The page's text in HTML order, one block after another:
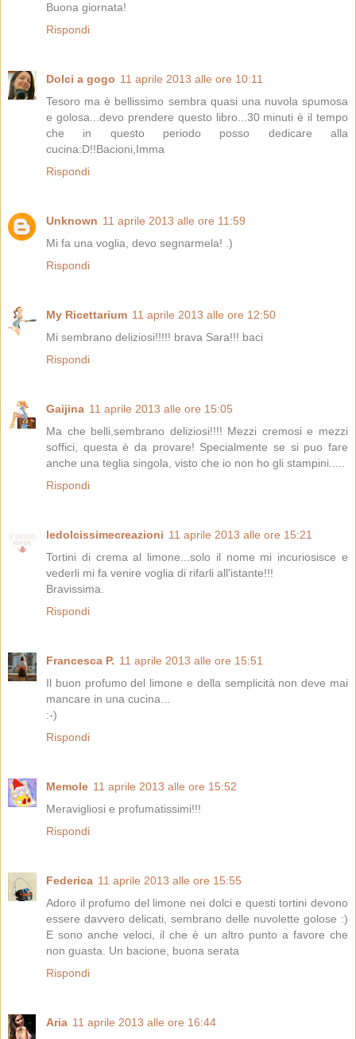
Buona giornata!
Rispondi
Dolci a gogo 11 aprile 2013 alle ore 10:11
Tesoro ma è bellissimo sembra quasi una nuvola spumosa
e golosa...devo prendere questo libro...30 minuti è il tempo
che in questo periodo posso dedicare alla
cucina:D!!Bacioni,Imma
Rispondi
Unknown 11 aprile 2013 alle ore 11:59
Mi fa una voglia, devo segnarmela! .)
Rispondi
My Ricettarium 11 aprile 2013 alle ore 12:50
Mi sembrano deliziosi!!!!! brava Sara!!! baci
Rispondi
Gaijina 11 aprile 2013 alle ore 15:05
Ma che belli,sembrano deliziosi!!!! Mezzi cremosi e mezzi
soffici, questa è da provare! Specialmente se si puo fare
anche una teglia singola, visto che io non ho gli stampini.....
Rispondi
ledolcissimecreazioni 11 aprile 2013 alle ore 15:21
Tortini di crema al limone...solo il nome mi incuriosisce e
vederli mi fa venire voglia di rifarli all'istante!!!
Bravissima.
Rispondi
Francesca P. 11 aprile 2013 alle ore 15:51
Il buon profumo del limone e della semplicità non deve mai
mancare in una cucina...
:-)
Rispondi
Memole 11 aprile 2013 alle ore 15:52
Meravigliosi e profumatissimi!!!
Rispondi
Federica 11 aprile 2013 alle ore 15:55
Adoro il profumo del limone nei dolci e questi tortini devono
essere davvero delicati, sembrano delle nuvolette golose :)
E sono anche veloci, il che è un altro punto a favore che
non guasta. Un bacione, buona serata
Rispondi
Aria 11 aprile 2013 alle ore 16:44